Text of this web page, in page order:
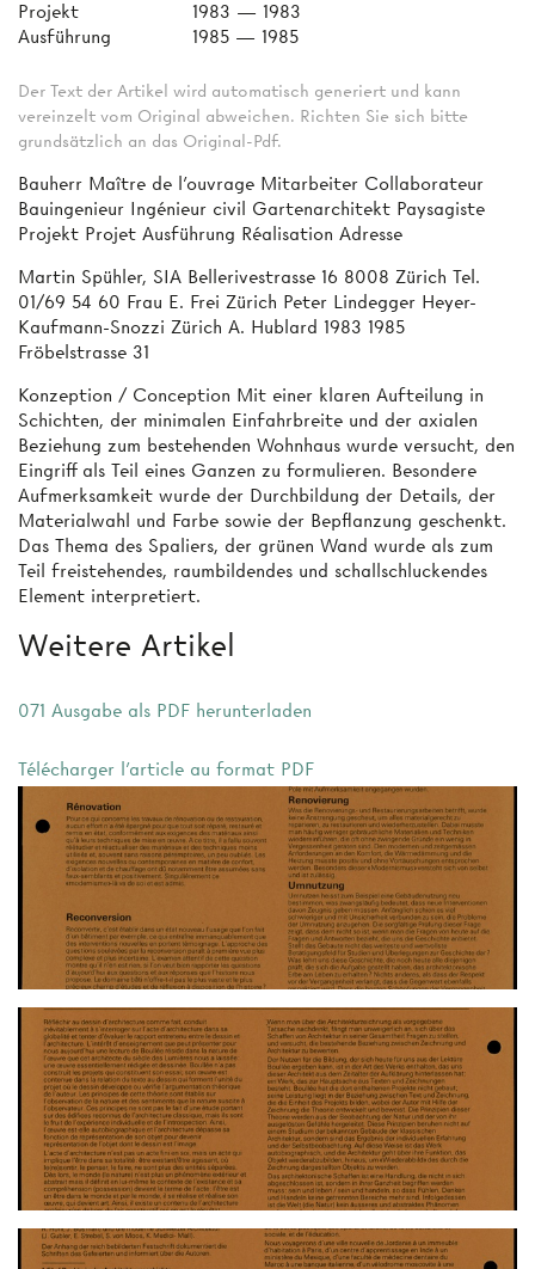
Projekt
1983 — 1983
Ausführung
1985 — 1985
Der Text der Artikel wird automatisch generiert und kann
vereinzelt vom Original abweichen. Richten Sie sich bitte
grundsätzlich an das Original-Pdf.
Bauherr Maître de l'ouvrage Mitarbeiter Collaborateur
Bauingenieur Ingénieur civil Gartenarchitekt Paysagiste
Projekt Projet Ausführung Réalisation Adresse
Martin Spühler, SIA Bellerivestrasse 16 8008 Zürich Tel.
01/69 54 60 Frau E. Frei Zürich Peter Lindegger Heyer-
Kaufmann-Snozzi Zürich A. Hublard 1983 1985
Fröbelstrasse 31
Konzeption / Conception Mit einer klaren Aufteilung in
Schichten, der minimalen Einfahrbreite und der axialen
Beziehung zum bestehenden Wohnhaus wurde versucht, den
Eingriff als Teil eines Ganzen zu formulieren. Besondere
Aufmerksamkeit wurde der Durchbildung der Details, der
Materialwahl und Farbe sowie der Bepflanzung geschenkt.
Das Thema des Spaliers, der grünen Wand wurde als zum
Teil freistehendes, raumbildendes und schallschluckendes
Element interpretiert.
Weitere Artikel
071 Ausgabe als PDF herunterladen
Télécharger l'article au format PDF